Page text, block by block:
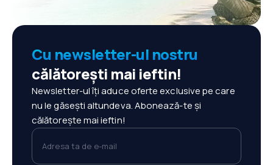
Cu newsletter-ul nostru
călătorești mai ieftin!
Newsletter-ul îți aduce oferte exclusive pe care
nu le găsești altundeva. Abonează-te și
călătorește mai ieftin!
Adresa ta de e-mail